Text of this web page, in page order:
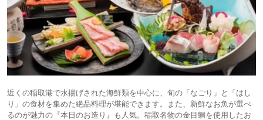
近くの稲取港で水揚げされた海鮮類を中心に、旬の「なごり」と「はし
り」の食材を集めた絶品料理が堪能できます。また、新鮮なお魚が選べ
るのが魅力の『本日のお造り』も人気。稲取名物の金目鯛を使用したお